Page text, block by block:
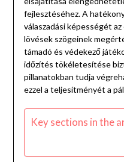
fejlesztéséhez. A
válaszadási képességét
lövések szögeinek
támadó és védekező
időzítés tökéletesítése
pillanatokban tudja
ezzel a teljesítményét a
Key sections in the